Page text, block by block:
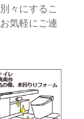
々にするこ
気軽にご連